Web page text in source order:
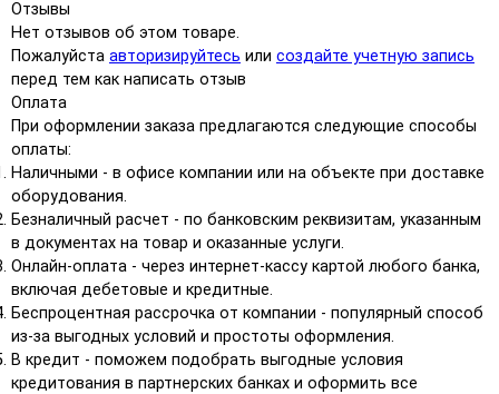
Отзывы
Нет отзывов об этом товаре.
Пожалуйста авторизируйтесь или создайте учетную запись
перед тем как написать отзыв
Оплата
При оформлении заказа предлагаются следующие способы
оплаты:
Наличными - в офисе компании или на объекте при доставке
оборудования.
Безналичный расчет - по банковским реквизитам, указанным
в документах на товар и оказанные услуги.
Онлайн-оплата - через интернет-кассу картой любого банка,
включая дебетовые и кредитные.
Беспроцентная рассрочка от компании - популярный способ
из-за выгодных условий и простоты оформления.
В кредит - поможем подобрать выгодные условия
кредитования в партнерских банках и оформить все